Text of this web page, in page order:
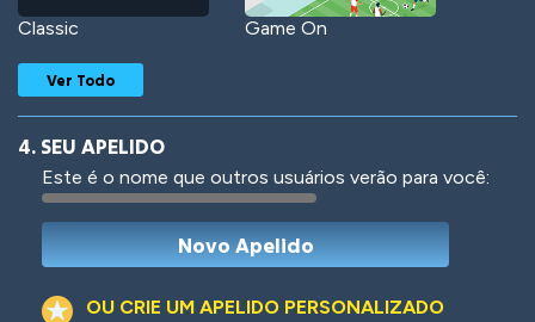
Classic Game On
Woof Jungle Cats
Ver Todo
4. SEU APELIDO
Este é o nome que outros usuários verão para você:
OU CRIE UM APELIDO PERSONALIZADO